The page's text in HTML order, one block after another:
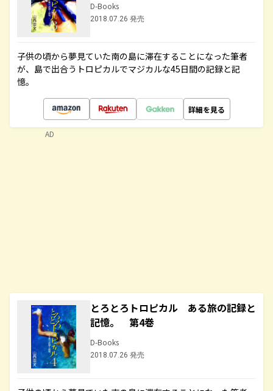
D-Books
2018.07.26 発売
子供の頃から夢見ていた南の島に滞在することになった筆者
が、島で出合うトロピカルでマジカルな45日間の記録と記
憶。
詳細を見る
とろとろトロピカル ある旅の記録と
記憶。 第4巻
D-Books
2018.07.26 発売
AD